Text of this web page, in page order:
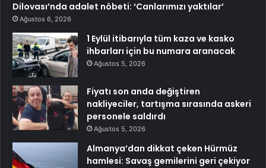
Dilovası’nda adalet nöbeti: ‘Canlarımızı yaktılar’
Ağustos 6, 2026
1 Eylül itibarıyla tüm kaza ve kasko
ihbarları için bu numara aranacak
Ağustos 5, 2026
Fiyatı son anda değiştiren
nakliyeciler, tartışma sırasında askeri
personele saldırdı
Ağustos 5, 2026
Almanya’dan dikkat çeken Hürmüz
hamlesi: Savaş gemilerini geri çekiyor